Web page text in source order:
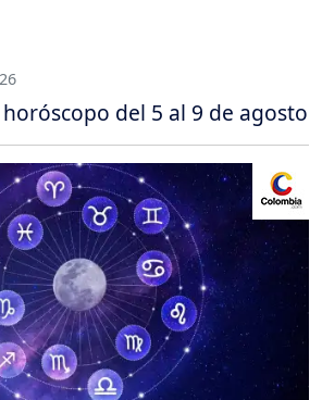
del 5 al 9 de agosto